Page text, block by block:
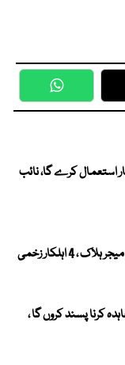
WhatsApp
استعمال کرے گا، نائب
کرنا پسند کروں گا ،